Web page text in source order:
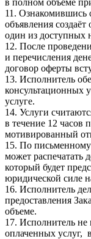
11. Ознакомившись
объявления создаёт
один из доступных
12. После
и перечисления
договор оферты
13. Исполнитель
консультационных
услуге.
14. Услуги
в течение 12 часов
мотивированный
15. По
может распечатать
который будет
юридической силе
16. Исполнитель
предоставления
объеме.
17. Исполнитель не
оплаченных услуг,